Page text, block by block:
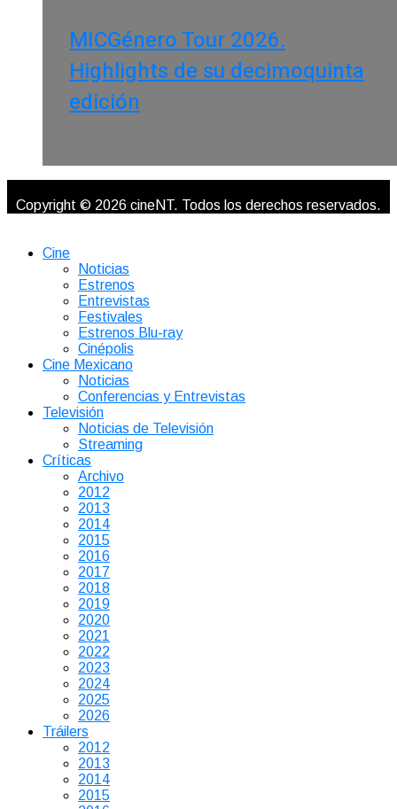
MICGénero Tour 2026.
Highlights de su decimoquinta
edición
Copyright © 2026 cineNT. Todos los derechos reservados.
Cine
Noticias
Estrenos
Entrevistas
Festivales
Estrenos Blu-ray
Cinépolis
Cine Mexicano
Noticias
Conferencias y Entrevistas
Televisión
Noticias de Televisión
Streaming
Críticas
Archivo
2012
2013
2014
2015
2016
2017
2018
2019
2020
2021
2022
2023
2024
2025
2026
Tráilers
2012
2013
2014
2015